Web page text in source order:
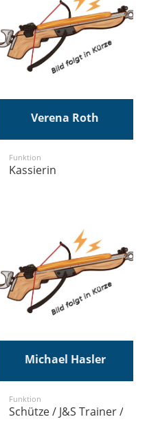
Verena Roth
Funktion
Kassierin
Michael Hasler
Funktion
Schütze / J&S Trainer /